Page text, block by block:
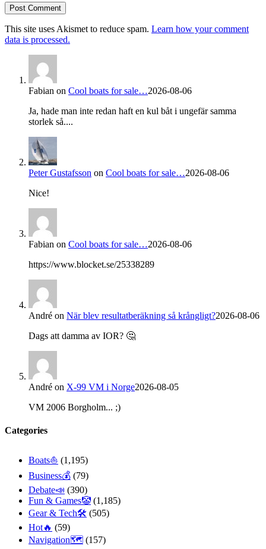
This site uses Akismet to reduce spam. Learn how your comment
data is processed.
Fabian on Cool boats for sale…2026-08-06
Ja, hade man inte redan haft en kul båt i ungefär samma
storlek så....
Peter Gustafsson on Cool boats for sale…2026-08-06
Nice!
Fabian on Cool boats for sale…2026-08-06
https://www.blocket.se/25338289
André on När blev resultatberäkning så krångligt?2026-08-06
Dags att damma av IOR? 🤔
André on X-99 VM i Norge2026-08-05
VM 2006 Borgholm... ;)
Categories
Boats⛵️ (1,195)
Business💰 (79)
Debate📣 (390)
Fun & Games🤡 (1,185)
Gear & Tech🛠 (505)
Hot🔥 (59)
Navigation🗺 (157)